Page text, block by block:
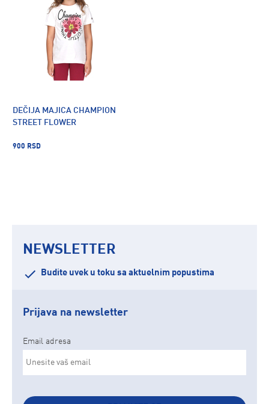
DEČIJA MAJICA CHAMPION
STREET FLOWER
900 RSD
NEWSLETTER
Budite uvek u toku sa aktuelnim popustima
Prijava na newsletter
Email adresa